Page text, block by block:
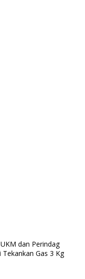
dan Perindag
Gas 3 Kg